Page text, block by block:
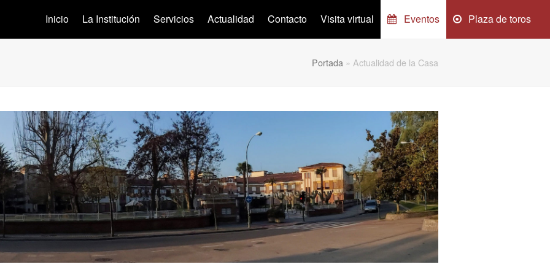
Inicio La Institución Servicios Actualidad Contacto Visita virtual Eventos Plaza de toros
Portada » Actualidad de la Casa